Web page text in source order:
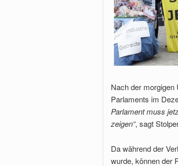
Nach der
Parlaments im
Parlament muss
zeigen“, sagt
Da während der
wurde, können der